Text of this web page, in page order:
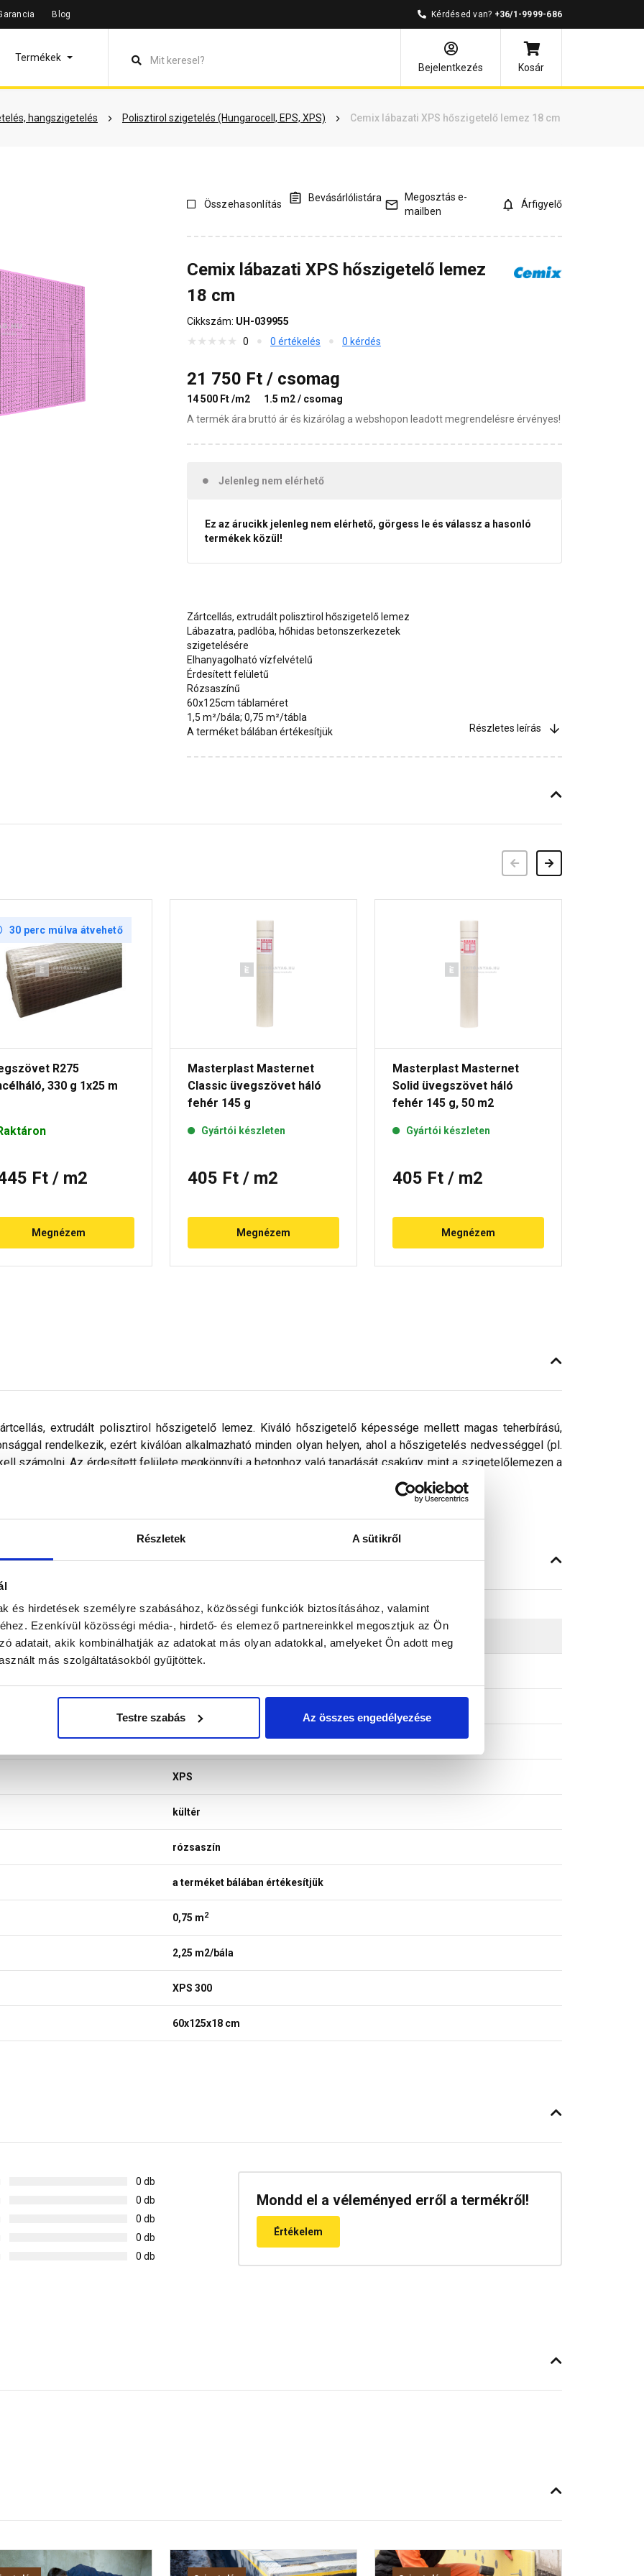
Részletek A sütikről
és hirdetések személyre szabásához, közösségi funkciók biztosításához, valamint
Ezenkívül közösségi média-, hirdető- és elemező partnereinkkel megosztjuk az Ön
adatait, akik kombinálhatják az adatokat más olyan adatokkal, amelyeket Ön adott meg
más szolgáltatásokból gyűjtöttek.
Testre szabás Az összes engedélyezése
Blog Kérdésed van? +36/1-9999-686
Termékek
Bejelentkezés
Kosár
hangszigetelés Polisztirol szigetelés (Hungarocell, EPS, XPS) Cemix lábazati XPS hőszigetelő lemez 18 cm
Termékinformáció Vásárlói vélemények Kérdések és válaszok Kapcsolódó cikkek
Összehasonlítás
Bevásárlólistára
Megosztás e-
mailben
Árfigyelő
Cemix lábazati XPS hőszigetelő lemez
18 cm
Cikkszám: UH-039955
0
0 értékelés 0 kérdés
21 750 Ft / csomag
14 500 Ft /m2
1.5 m2 / csomag
A termék ára bruttó ár és kizárólag a webshopon leadott megrendelésre érvényes!
Jelenleg nem elérhető
Ez az árucikk jelenleg nem elérhető, görgess le és válassz a hasonló
termékek közül!
Zártcellás, extrudált polisztirol hőszigetelő lemez
Lábazatra, padlóba, hőhidas betonszerkezetek
szigetelésére
Elhanyagolható vízfelvételű
Érdesített felületű
Rózsaszínű
60x125cm táblaméret
1,5 m²/bála; 0,75 m²/tábla
A terméket bálában értékesítjük
Részletes leírás
Előző Következő
30 perc múlva átvehető
R275
330 g 1x25 m
Ft / m2
Megnézem
Masterplast Masternet
Classic üvegszövet háló
fehér 145 g
Gyártói készleten
405 Ft / m2
Megnézem
Masterplast Masternet
Solid üvegszövet háló
fehér 145 g, 50 m2
Gyártói készleten
405 Ft / m2
Megnézem
extrudált polisztirol hőszigetelő lemez. Kiváló hőszigetelő képessége mellett magas teherbírású,
rendelkezik, ezért kiválóan alkalmazható minden olyan helyen, ahol a hőszigetelés nedvességgel (pl.
számolni. Az érdesített felülete megkönnyíti a betonhoz való tapadását csakúgy, mint a szigetelőlemezen a
lábazat, falak, födém, koszorú, áthidaló, egyéb hőszigetelt betonszerkezetek.
polisztirol
XPS
kültér
rózsaszín
a terméket bálában értékesítjük
0,75 m2
2,25 m2/bála
XPS 300
60x125x18 cm
0 db
0 db
0 db
0 db
0 db
Mondd el a véleményed erről a termékről!
Értékelem